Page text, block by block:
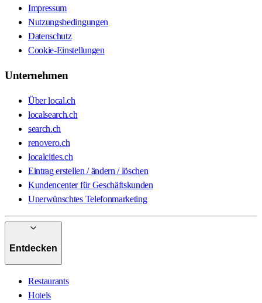
Impressum
Nutzungsbedingungen
Datenschutz
Cookie-Einstellungen
Unternehmen
Über local.ch
localsearch.ch
search.ch
renovero.ch
localcities.ch
Eintrag erstellen / ändern / löschen
Kundencenter für Geschäftskunden
Unerwünschtes Telefonmarketing
Entdecken
Restaurants
Hotels